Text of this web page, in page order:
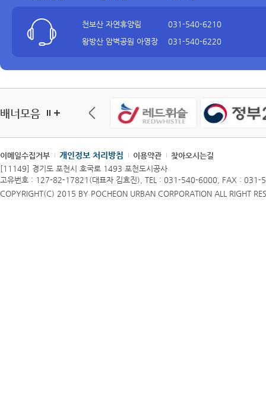
천보산 자연휴양림
031-540-6210
왕방산 암벽공원 아영장
031-540-6220
여성회관
031-540-6285
배너모음
이메일수집거부 개인정보 처리방침 이용약관
찾아오시는길
[11149] 경기도 포천시 호국로 1493 포천도시공사
고유번호 : 127-82-17821(대표자 김효진), TEL : 031-540-6000, FAX : 031-
COPYRIGHT(C) 2015 BY POCHEON URBAN CORPORATION ALL RIGHT